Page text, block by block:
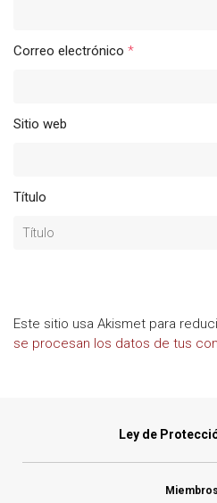
Correo electrónico *
Sitio web
Título
Este sitio usa Akismet para
se procesan los datos de tus
Ley de